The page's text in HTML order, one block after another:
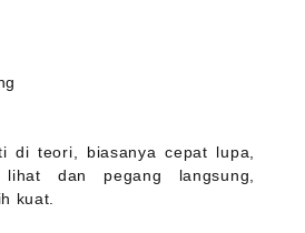
di teori, biasanya cepat lupa,
dan pegang langsung,
kuat.